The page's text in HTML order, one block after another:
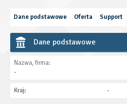
Dane podstawowe Oferta Support
Dane podstawowe
Nazwa, firma:
-
Kraj: -